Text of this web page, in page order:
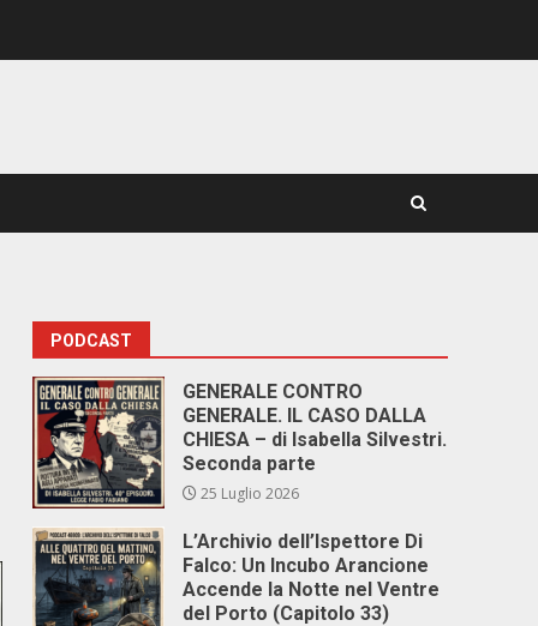
PODCAST
GENERALE CONTRO
GENERALE. IL CASO DALLA
CHIESA – di Isabella Silvestri.
Seconda parte
25 Luglio 2026
L’Archivio dell’Ispettore Di
Falco: Un Incubo Arancione
Accende la Notte nel Ventre
del Porto (Capitolo 33)